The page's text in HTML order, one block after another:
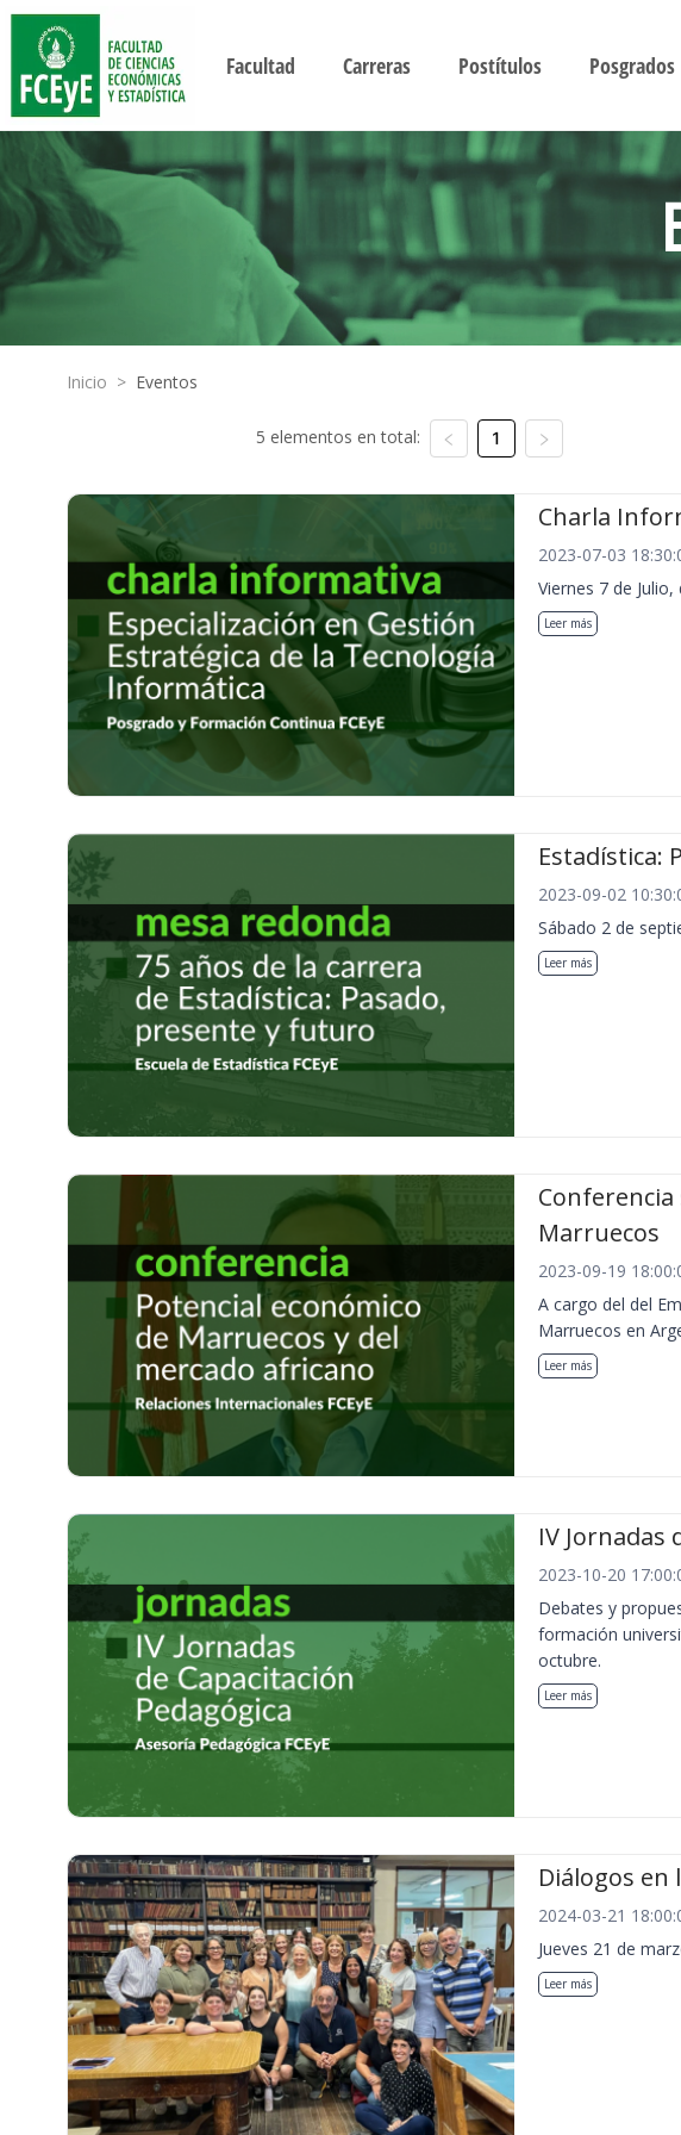
Facultad Carreras Postítulos Posgrados
Inicio > Eventos
5 elementos en total: 1
Charla
2023-07-03
Viernes 7 de
Leer más
Estadística:
2023-09-02
Sábado 2 de
Leer más
Marruecos
2023-09-19
A cargo del del
Marruecos en
Leer más
IV Jornadas
2023-10-20
Debates y
formación
octubre.
Leer más
Diálogos en
2024-03-21
Jueves 21 de
Leer más